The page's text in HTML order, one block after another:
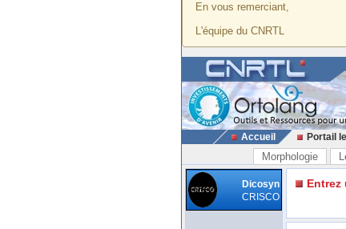
En vous remerciant,
L'équipe du CNRTL
Accueil Portail
Morphologie
Dicosyn
CRISCO
Entrez